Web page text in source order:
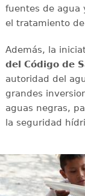
fuentes de agua
el tratamiento
Además, la
del Código de
autoridad del
grandes
aguas negras,
la seguridad